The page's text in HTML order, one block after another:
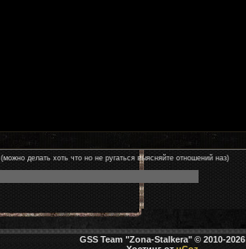
(можно делать хоть что но не ругаться выясняйте отношений наз)
GSS Team "Zona-Stalkera" © 2010-2026